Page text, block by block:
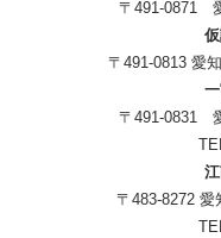
〒491-0871
〒491-0813 愛
〒491-0831
〒483-8272 愛